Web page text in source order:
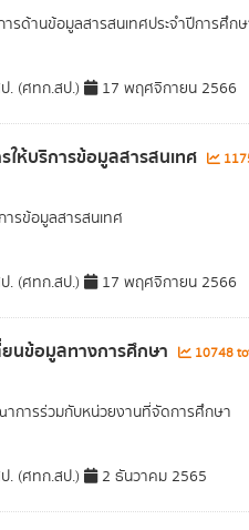
รด้านข้อมูลสารสนเทศประจำปีการศึก
. (ศทก.สป.) 17 พฤศจิกายน 2566
ให้บริการข้อมูลสารสนเทศ
รข้อมูลสารสนเทศ
. (ศทก.สป.) 17 พฤศจิกายน 2566
นข้อมูลทางการศึกษา 10748
การร่วมกับหน่วยงานที่จัดการศึกษา
. (ศทก.สป.) 2 ธันวาคม 2565